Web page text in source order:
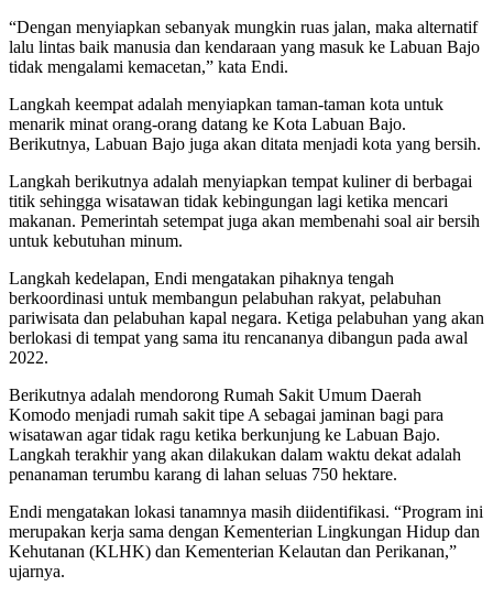
“Dengan menyiapkan sebanyak mungkin ruas jalan, maka alternatif
lalu lintas baik manusia dan kendaraan yang masuk ke Labuan Bajo
tidak mengalami kemacetan,” kata Endi.
Langkah keempat adalah menyiapkan taman-taman kota untuk
menarik minat orang-orang datang ke Kota Labuan Bajo.
Berikutnya, Labuan Bajo juga akan ditata menjadi kota yang bersih.
Langkah berikutnya adalah menyiapkan tempat kuliner di berbagai
titik sehingga wisatawan tidak kebingungan lagi ketika mencari
makanan. Pemerintah setempat juga akan membenahi soal air bersih
untuk kebutuhan minum.
Langkah kedelapan, Endi mengatakan pihaknya tengah
berkoordinasi untuk membangun pelabuhan rakyat, pelabuhan
pariwisata dan pelabuhan kapal negara. Ketiga pelabuhan yang akan
berlokasi di tempat yang sama itu rencananya dibangun pada awal
2022.
Berikutnya adalah mendorong Rumah Sakit Umum Daerah
Komodo menjadi rumah sakit tipe A sebagai jaminan bagi para
wisatawan agar tidak ragu ketika berkunjung ke Labuan Bajo.
Langkah terakhir yang akan dilakukan dalam waktu dekat adalah
penanaman terumbu karang di lahan seluas 750 hektare.
Endi mengatakan lokasi tanamnya masih diidentifikasi. “Program ini
merupakan kerja sama dengan Kementerian Lingkungan Hidup dan
Kehutanan (KLHK) dan Kementerian Kelautan dan Perikanan,”
ujarnya.